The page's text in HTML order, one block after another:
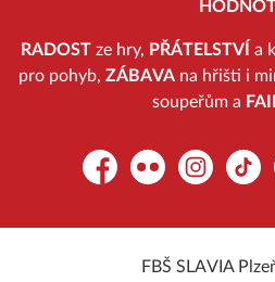
RADOSTze hry, PŘÁTELSTVÍ a
pro pohyb, ZÁBAVA na hřišti i
soupeřům a
FacebookFlickr Instagram
TikTok
FBŠ SLAVIA